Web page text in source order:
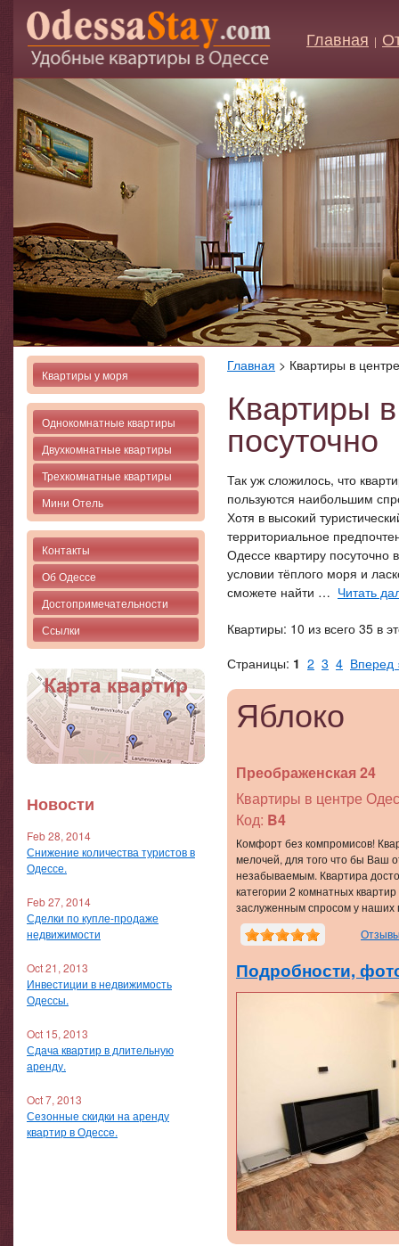
Главная |
Квартиры у моря
Однокомнатные квартиры
Двухкомнатные квартиры
Трехкомнатные квартиры
Мини Отель
Контакты
Об Одессе
Достопримечательности
Ссылки
Новости
Feb 28, 2014
Снижение количества туристов в
Одессе.
Feb 27, 2014
Сделки по купле-продаже
недвижимости
Oct 21, 2013
Инвестиции в недвижимость
Одессы.
Oct 15, 2013
Сдача квартир в длительную
аренду.
Oct 7, 2013
Сезонные скидки на аренду
квартир в Одессе.
Главная > Квартиры в
Квартиры
посуточно
Так уж сложилось, что
пользуются наибольшим
Хотя в высокий
территориальное
Одессе квартиру
условии тёплого моря и
сможете найти … Читать
Квартиры: 10 из всего 35 в
Страницы: 1 2 3 4 Вперед
Яблоко
Преображенская 24
Квартиры в центре
Код: B4
Комфорт без компромисов!
мелочей, для того что бы Ваш
незабываемым. Квартира
категории 2 комнатных
заслуженным спросом у наших
Подробности,